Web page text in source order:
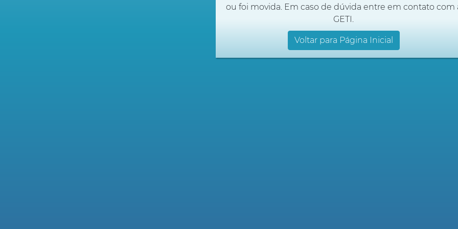
ou foi movida. Em caso de dúvida entre em contato com
GETI.
Voltar para Página Inicial